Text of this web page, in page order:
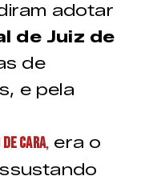
adotar
de Juiz de
de
e pela
cara, era o